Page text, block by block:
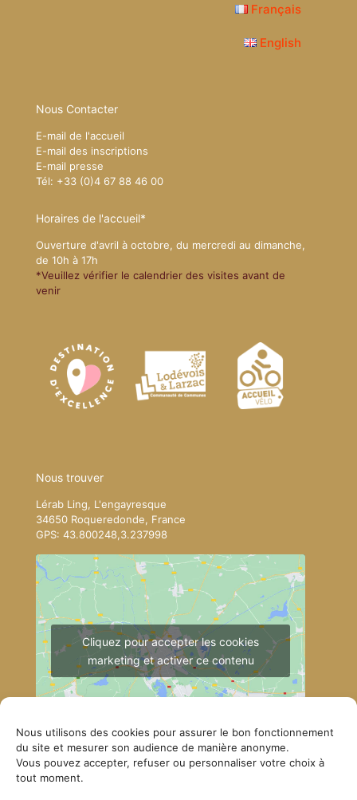
Nous utilisons des cookies pour assurer le bon fonctionnement
du site et mesurer son audience de manière anonyme.
Vous pouvez accepter, refuser ou personnaliser votre choix à
tout moment.
Français
English
Nous Contacter
E-mail de l'accueil
E-mail des inscriptions
E-mail presse
Tél: +33 (0)4 67 88 46 00
Horaires de l'accueil*
Ouverture d'avril à octobre, du mercredi au dimanche,
de 10h à 17h
*Veuillez vérifier le calendrier des visites avant de
venir
Nous trouver
Lérab Ling, L'engayresque
34650 Roqueredonde, France
GPS: 43.800248,3.237998
Cliquez pour accepter les cookies
marketing et activer ce contenu